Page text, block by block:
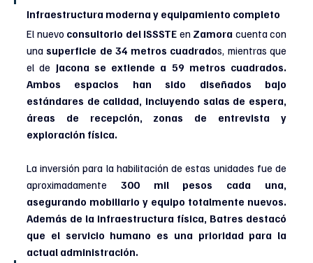
Infraestructura moderna y equipamiento completo
El nuevo consultorio del ISSSTE en Zamora cuenta con
una superficie de 34 metros cuadrados, mientras que
el de Jacona se extiende a 59 metros cuadrados.
Ambos espacios han sido diseñados bajo
estándares de calidad, incluyendo salas de espera,
áreas de recepción, zonas de entrevista y
exploración física.
La inversión para la habilitación de estas unidades fue de
aproximadamente 300 mil pesos cada una,
asegurando mobiliario y equipo totalmente nuevos.
Además de la infraestructura física, Batres destacó
que el servicio humano es una prioridad para la
actual administración.